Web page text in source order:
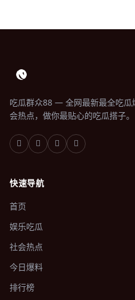
吃瓜群众88 — 全网最新最全吃瓜
会热点，做你最贴心的吃瓜搭子。
快速导航
首页
娱乐吃瓜
社会热点
今日爆料
排行榜